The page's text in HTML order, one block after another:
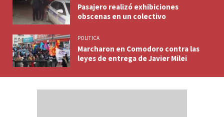
Pasajero realizó exhibiciones
obscenas en un colectivo
POLITICA
Marcharon en Comodoro contra las
leyes de entrega de Javier Milei